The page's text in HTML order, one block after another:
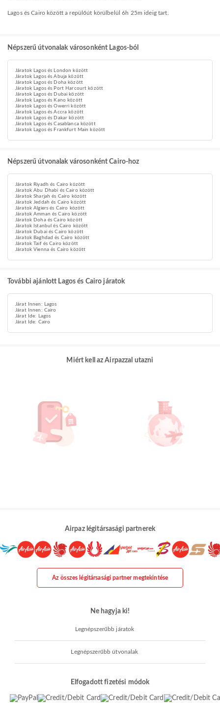
Lagos és Cairo között a repülőút körülbelül 6h 25m ideig tart.
Népszerű útvonalak városonként Lagos-ból
Járatok Lagos és London között
Járatok Lagos és Abuja között
Járatok Lagos és Doha között
Járatok Lagos és Port Harcourt között
Járatok Lagos és Dubai között
Járatok Lagos és Kano között
Járatok Lagos és Owerri között
Járatok Lagos és Accra között
Járatok Lagos és Dakar között
Járatok Lagos és Casablanca között
Járatok Lagos és Frankfurt Main között
Népszerű útvonalak városonként Cairo-hoz
Járatok Riyadh és Cairo között
Járatok Abu Dhabi és Cairo között
Járatok Sharjah és Cairo között
Járatok Jeddah és Cairo között
Járatok Algiers és Cairo között
Járatok Amman és Cairo között
Járatok Doha és Cairo között
Járatok Istanbul és Cairo között
Járatok Dubai és Cairo között
Járatok Baghdad és Cairo között
Járatok Taif és Cairo között
Járatok Vienna és Cairo között
További ajánlott Lagos és Cairo járatok
Járat Innen: Lagos
Járat Innen: Cairo
Járat Ide: Lagos
Járat Ide: Cairo
Miért kell az Airpazzal utazni
Airpaz légitársasági partnerek
Az összes légitársasági partner megtekintése
Ne hagyja ki!
Legnépszerűbb járatok
Legnépszerűbb útvonalak
Elfogadott fizetési módok